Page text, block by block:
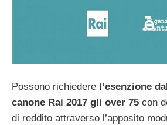
Possono richiedere l’esenzione
canone Rai 2017 gli over 75 con
di reddito attraverso l’apposito